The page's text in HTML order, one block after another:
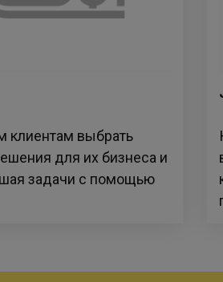
клиентам выбрать
для их бизнеса и
задачи с помощью